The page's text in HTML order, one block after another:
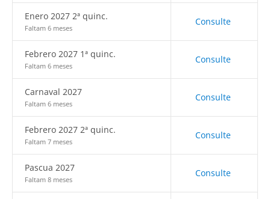
Enero 2027 2ª quinc.
Faltam 6 meses
Consulte
Febrero 2027 1ª quinc.
Faltam 6 meses
Consulte
Carnaval 2027
Faltam 6 meses
Consulte
Febrero 2027 2ª quinc.
Faltam 7 meses
Consulte
Pascua 2027
Faltam 8 meses
Consulte